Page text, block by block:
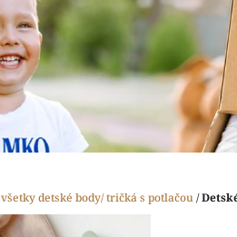
všetky detské body/ tričká s potlačou/